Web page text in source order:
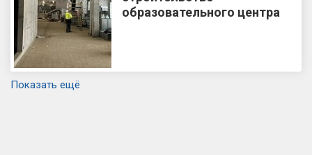
образовательного центра
Показать ещё